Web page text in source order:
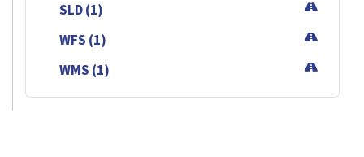
SLD (1)
WFS (1)
WMS (1)